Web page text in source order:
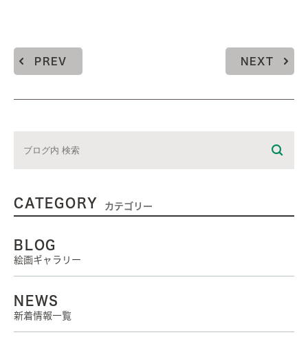
PREV NEXT
CATEGORY カテゴリー
BLOG
絵画ギャラリー
NEWS
新着情報一覧